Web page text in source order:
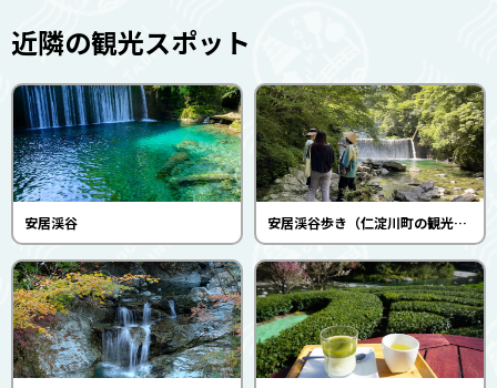
近隣の観光スポット
安居渓谷 安居渓谷歩き（仁淀川町の観光を考える会）